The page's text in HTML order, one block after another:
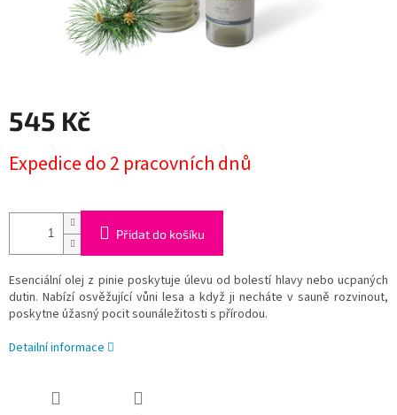
545 Kč
cena:
Expedice do 2 pracovních dnů
Přidat do košíku
Esenciální olej z pinie poskytuje úlevu od bolestí hlavy nebo ucpaných
dutin. Na­bízí osvěžující vůni lesa a když ji necháte v sauně rozvinout,
poskytne úžasný pocit sounáležitosti s přírodou.
Detailní informace